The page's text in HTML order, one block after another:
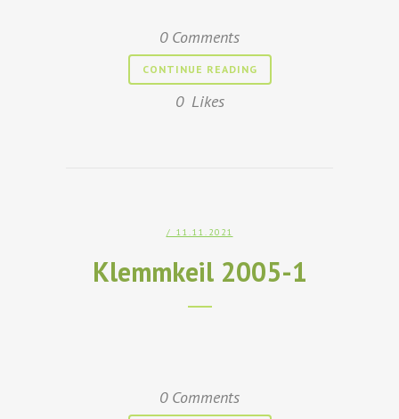
0 Comments
CONTINUE READING
0 Likes
/ 11.11.2021
Klemmkeil 2005-1
0 Comments